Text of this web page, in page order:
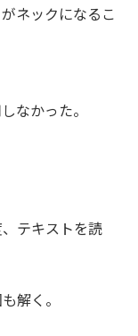
ネックになるこ
なかった。
テキストを読
解く。